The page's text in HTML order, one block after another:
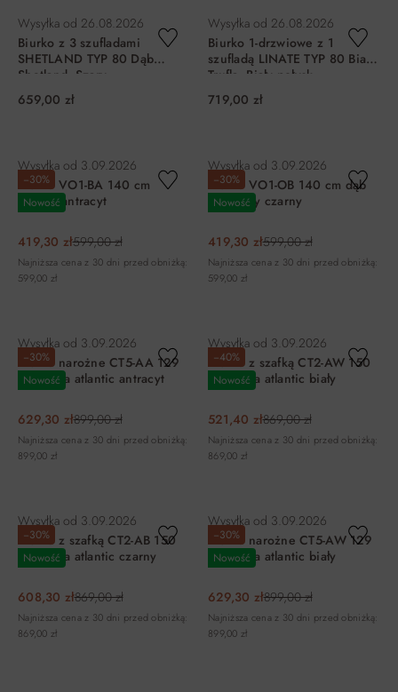
Wysyłka od 26.08.2026
Biurko z 3 szufladami
SHETLAND TYP 80 Dąb
Shetland, Szary
659,00 zł
Wysyłka od 26.08.2026
Biurko 1-drzwiowe z 1
szufladą LINATE TYP 80 Biały,
Trufla, Biały połysk
719,00 zł
−30%
Nowość
Wysyłka od 3.09.2026
Biurko VO1-BA 140 cm
orzech antracyt
419,30 zł599,00 zł
Najniższa cena z 30 dni przed obniżką:
599,00 zł
−30%
Nowość
Wysyłka od 3.09.2026
Biurko VO1-OB 140 cm dąb
naturalny czarny
419,30 zł599,00 zł
Najniższa cena z 30 dni przed obniżką:
599,00 zł
−30%
Nowość
Wysyłka od 3.09.2026
Biurko narożne CT5-AA 129
cm sosna atlantic antracyt
629,30 zł899,00 zł
Najniższa cena z 30 dni przed obniżką:
899,00 zł
−40%
Nowość
Wysyłka od 3.09.2026
Biurko z szafką CT2-AW 150
cm sosna atlantic biały
521,40 zł869,00 zł
Najniższa cena z 30 dni przed obniżką:
869,00 zł
−30%
Nowość
Wysyłka od 3.09.2026
Biurko z szafką CT2-AB 150
cm sosna atlantic czarny
608,30 zł869,00 zł
Najniższa cena z 30 dni przed obniżką:
869,00 zł
−30%
Nowość
Wysyłka od 3.09.2026
Biurko narożne CT5-AW 129
cm sosna atlantic biały
629,30 zł899,00 zł
Najniższa cena z 30 dni przed obniżką:
899,00 zł